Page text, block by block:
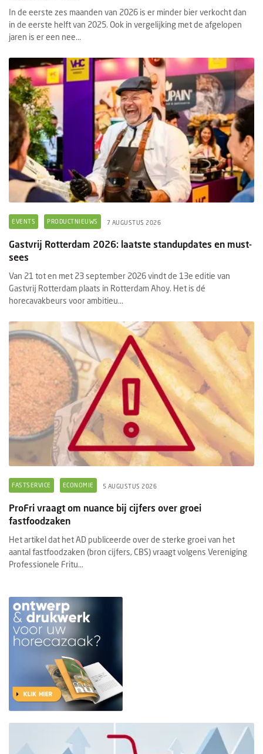
In de eerste zes maanden van 2026 is er minder bier verkocht dan
in de eerste helft van 2025. Ook in vergelijking met de afgelopen
jaren is er een nee...
EVENTS PRODUCTNIEUWS 7 AUGUSTUS 2026
Gastvrij Rotterdam 2026: laatste standupdates en must-
sees
Van 21 tot en met 23 september 2026 vindt de 13e editie van
Gastvrij Rotterdam plaats in Rotterdam Ahoy. Het is dé
horecavakbeurs voor ambitieu...
FASTSERVICE ECONOMIE 5 AUGUSTUS 2026
ProFri vraagt om nuance bij cijfers over groei
fastfoodzaken
Het artikel dat het AD publiceerde over de sterke groei van het
aantal fastfoodzaken (bron cijfers, CBS) vraagt volgens Vereniging
Professionele Fritu...